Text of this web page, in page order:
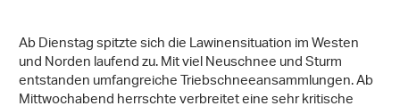
Ab Dienstag spitzte sich die Lawinensituation im Westen
und Norden laufend zu. Mit viel Neuschnee und Sturm
entstanden umfangreiche Triebschneeansammlungen. Ab
Mittwochabend herrschte verbreitet eine sehr kritische